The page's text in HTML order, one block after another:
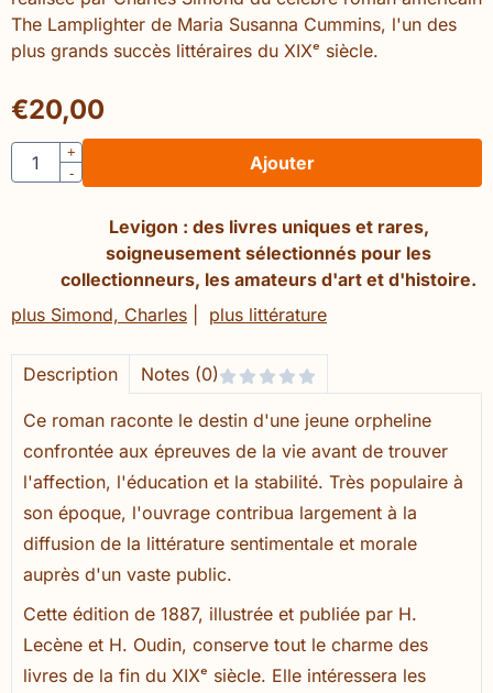
The Lamplighter de Maria Susanna Cummins, l'un des
plus grands succès littéraires du XIXᵉ siècle.
€20,00
Quantité
+
-
Ajouter
Levigon : des livres uniques et rares,
soigneusement sélectionnés pour les
collectionneurs, les amateurs d'art et d'histoire.
plus Simond, Charles
plus littérature
Description Notes (0)
Ce roman raconte le destin d'une jeune orpheline
confrontée aux épreuves de la vie avant de trouver
l'affection, l'éducation et la stabilité. Très populaire à
son époque, l'ouvrage contribua largement à la
diffusion de la littérature sentimentale et morale
auprès d'un vaste public.
Cette édition de 1887, illustrée et publiée par H.
Lecène et H. Oudin, conserve tout le charme des
livres de la fin du XIXᵉ siècle. Elle intéressera les